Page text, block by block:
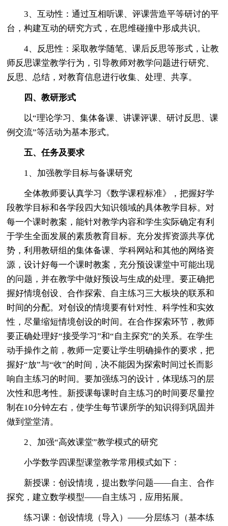
3、互动性：通过互相听课、评课营造平等研讨的平
台，构建互动的研究方式，在思维碰撞中形成共识。
4、反思性：采取教学随笔、课后反思等形式，让教
师反思课堂教学行为，引导教师对教学问题进行研究、
反思、总结，对教育信息进行收集、处理、共享。
四、教研形式
以“理论学习、集体备课、讲课评课、研讨反思、课
例交流”等活动为基本形式。
五、任务及要求
1、加强教学目标与备课研究
全体教师要认真学习《数学课程标准》，把握好学
段教学目标和各学段四大知识领域的具体教学目标。对
每一个课时教案，能针对教学内容和学生实际确定有利
于学生全面发展的素质教育目标。充分发挥资源共享优
势，利用教研组的集体备课、学科网站和其他的网络资
源，设计好每一个课时教案，充分预设课堂中可能出现
的问题，并在教学中做好预设与生成的处理。要正确把
握好情境创设、合作探索、自主练习三大板块的联系和
时间的分配。对创设的情境要有针对性、科学性和实效
性，尽量缩短情境创设的时间。在合作探索环节，教师
要正确处理好“接受学习”和“自主探究”的关系。在学生
动手操作之前，教师一定要让学生明确操作的要求，把
握好“放”与“收”的时间，决不能因为探索时间过长而影
响自主练习的时间。要加强练习的设计，体现练习的层
次性和思考性。新授课每课时自主练习的时间要尽量控
制在10分钟左右，使学生每节课所学的知识得到巩固并
做到堂堂清。
2、加强“高效课堂”教学模式的研究
小学数学四课型课堂教学常用模式如下：
新授课：创设情境，提出数学问题——自主、合作
探究，建立数学模型——自主练习，应用拓展。
练习课：创设情境（导入）——分层练习（基本练